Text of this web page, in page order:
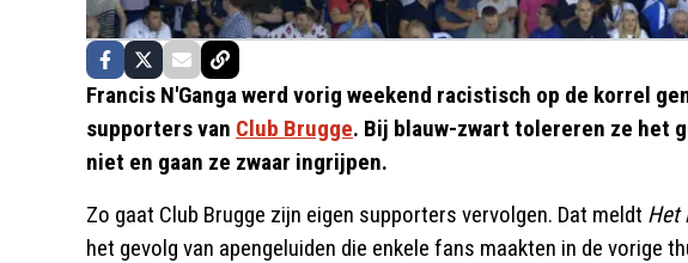
Francis N'Ganga werd vorig weekend racistisch op de korrel
supporters van Club Brugge. Bij blauw-zwart tolereren ze het
niet en gaan ze zwaar ingrijpen.
Zo gaat Club Brugge zijn eigen supporters vervolgen. Dat meldt Het
het gevolg van apengeluiden die enkele fans maakten in de vorige